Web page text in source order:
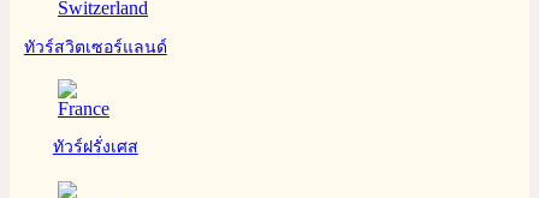
ทัวร์สวิตเซอร์แลนด์
ทัวร์ฝรั่งเศส